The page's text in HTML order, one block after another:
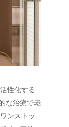
性化する
な治療で老
ンストッ